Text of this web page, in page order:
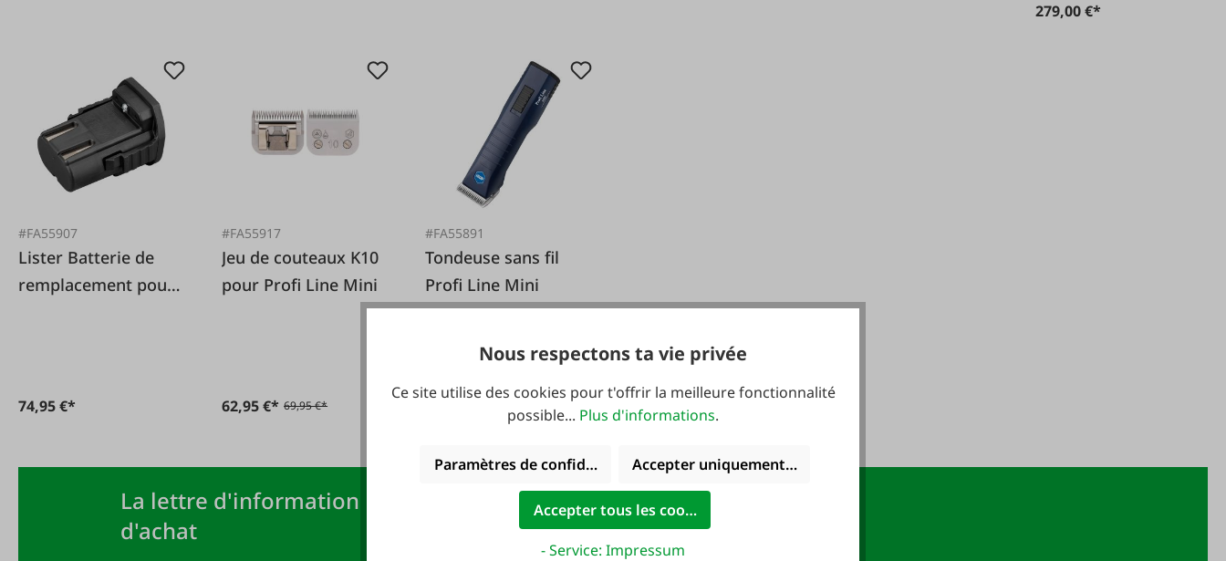
279,00 €*
#FA55907
Lister Batterie de
remplacement pour
74,95 €*
#FA55917
Jeu de couteaux K10
pour Profi Line Mini
62,95 €* 69,95 €*
#FA55891
Tondeuse sans fil
Profi Line Mini
349,00 €*
La lettre d'information FAIE : 10 € de bon
d'achat
Nous respectons ta vie privée
Ce site utilise des cookies pour t'offrir la meilleure fonctionnalité
possible... Plus d'informations.
Paramètres de confidentialitéAccepter uniquement les cookies fonctionnels
Accepter tous les cookies
- Service: Impressum